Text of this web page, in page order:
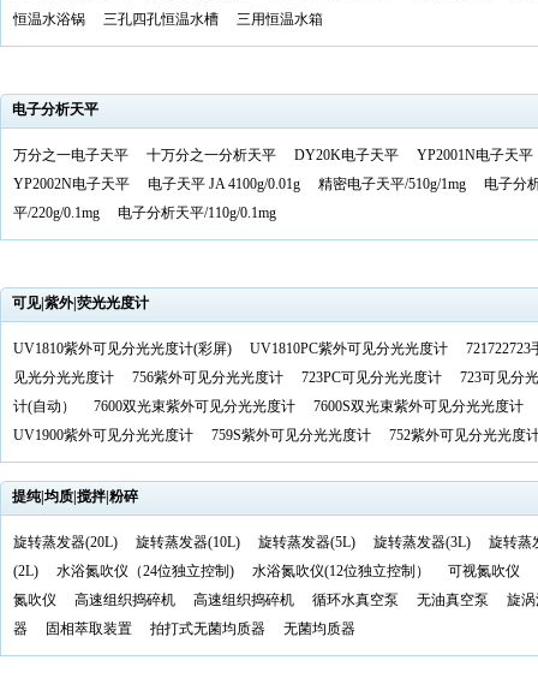
恒温水浴锅
三孔四孔恒温水槽 三用恒温水箱
电子分析天平
万分之一电子天平 十万分之一分析天平 DY20K电子天平
YP2001N电子天平
YP2002N电子天平
电子天平 JA 4100g/0.01g 精密电子天平/510g/1mg
电子分
平/220g/0.1mg
电子分析天平/110g/0.1mg
可见|紫外|荧光光度计
UV1810紫外可见分光光度计(彩屏) UV1810PC紫外可见分光光度计
721722723
见光分光光度计
756紫外可见分光光度计 723PC可见分光光度计
723可见分
计(自动）
7600双光束紫外可见分光光度计
7600S双光束紫外可见分光光度计
UV1900紫外可见分光光度计
759S紫外可见分光光度计 752紫外可见分光光度
提纯|均质|搅拌|粉碎
旋转蒸发器(20L) 旋转蒸发器(10L) 旋转蒸发器(5L) 旋转蒸发器(3L)
旋转蒸
(2L)
水浴氮吹仪（24位独立控制) 水浴氮吹仪(12位独立控制）
可视氮吹仪
氮吹仪
高速组织捣碎机 高速组织捣碎机 循环水真空泵 无油真空泵
旋
器
固相萃取装置 拍打式无菌均质器 无菌均质器